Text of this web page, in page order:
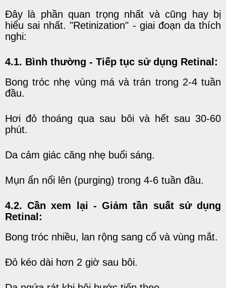
Đây là phần quan trọng nhất và cũng hay bị
hiểu sai nhất. "Retinization" - giai đoạn da thích
nghi:
4.1. Bình thường - Tiếp tục sử dụng Retinal:
Bong tróc nhẹ vùng má và trán trong 2-4 tuần
đầu.
Hơi đỏ thoáng qua sau bôi và hết sau 30-60
phút.
Da cảm giác căng nhẹ buổi sáng.
Mụn ẩn nổi lên (purging) trong 4-6 tuần đầu.
4.2. Cần xem lại - Giảm tần suất sử dụng
Retinal:
Bong tróc nhiều, lan rộng sang cổ và vùng mắt.
Đỏ kéo dài hơn 2 giờ sau bôi.